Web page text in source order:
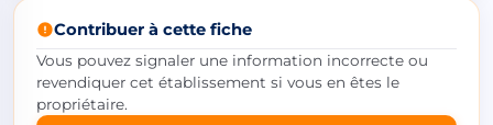
Contribuer à cette fiche
Vous pouvez signaler une information incorrecte ou
revendiquer cet établissement si vous en êtes le
propriétaire.